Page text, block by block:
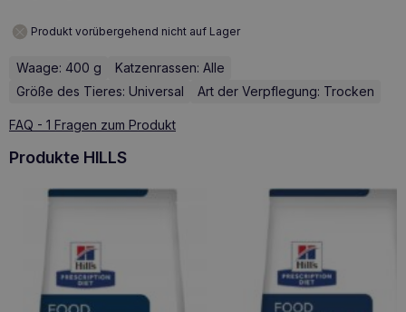
Produkt vorübergehend nicht auf Lager
Waage: 400 g
Katzenrassen: Alle
Größe des Tieres: Universal
Art der Verpflegung: Trocken
FAQ - 1 Fragen zum Produkt
Produkte HILLS